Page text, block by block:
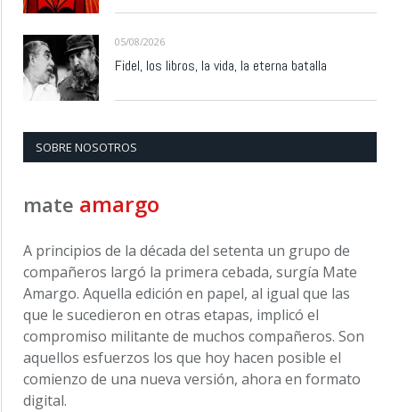
05/08/2026
Fidel, los libros, la vida, la eterna batalla
SOBRE NOSOTROS
mate amargo
A principios de la década del setenta un grupo de
compañeros largó la primera cebada, surgía Mate
Amargo. Aquella edición en papel, al igual que las
que le sucedieron en otras etapas, implicó el
compromiso militante de muchos compañeros. Son
aquellos esfuerzos los que hoy hacen posible el
comienzo de una nueva versión, ahora en formato
digital.